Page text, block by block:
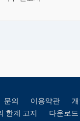
문의 이용약관
한계 고지
다운로